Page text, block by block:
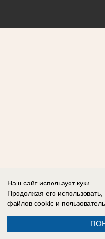
Наш сайт использует куки.
Продолжая его
файлов cookie и